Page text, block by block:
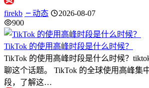
firekb 动态
2026-08-07
900
TikTok 的使用高峰时段是什么时候？
TikTok 的使用高峰时段是什么时候？
聊这个话题。 TikTok 的全球使用高峰集
段，了解这…